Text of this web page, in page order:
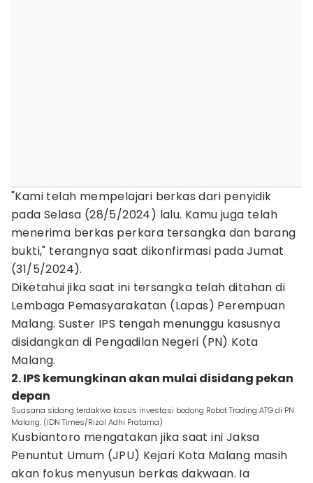
"Kami telah mempelajari berkas dari penyidik
pada Selasa (28/5/2024) lalu. Kamu juga telah
menerima berkas perkara tersangka dan barang
bukti," terangnya saat dikonfirmasi pada Jumat
(31/5/2024).
Diketahui jika saat ini tersangka telah ditahan di
Lembaga Pemasyarakatan (Lapas) Perempuan
Malang. Suster IPS tengah menunggu kasusnya
disidangkan di Pengadilan Negeri (PN) Kota
Malang.
2. IPS kemungkinan akan mulai disidang pekan
depan
Suasana sidang terdakwa kasus investasi bodong Robot Trading ATG di PN
Malang. (IDN Times/Rizal Adhi Pratama)
Kusbiantoro mengatakan jika saat ini Jaksa
Penuntut Umum (JPU) Kejari Kota Malang masih
akan fokus menyusun berkas dakwaan. Ia